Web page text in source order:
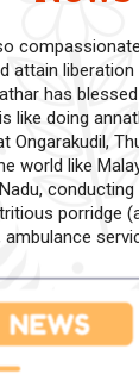
attain
has
like doing
Ongarakudil,
world like
conducting
porridge